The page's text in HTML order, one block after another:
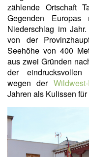
zählende Ortschaft
Gegenden
Niederschlag im
von der
Seehöhe von 400
aus zwei Gründen
der eindrucksvollen
wegen der
Jahren als Kulissen